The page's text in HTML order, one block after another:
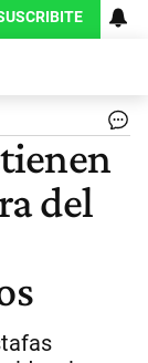
del